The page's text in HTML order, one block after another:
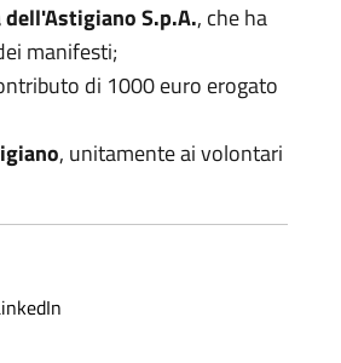
S.p.A., che ha
manifesti;
di 1000 euro erogato
, unitamente ai volontari